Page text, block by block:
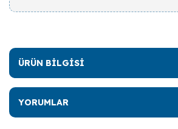
ÜRÜN BİLGİSİ
YORUMLAR